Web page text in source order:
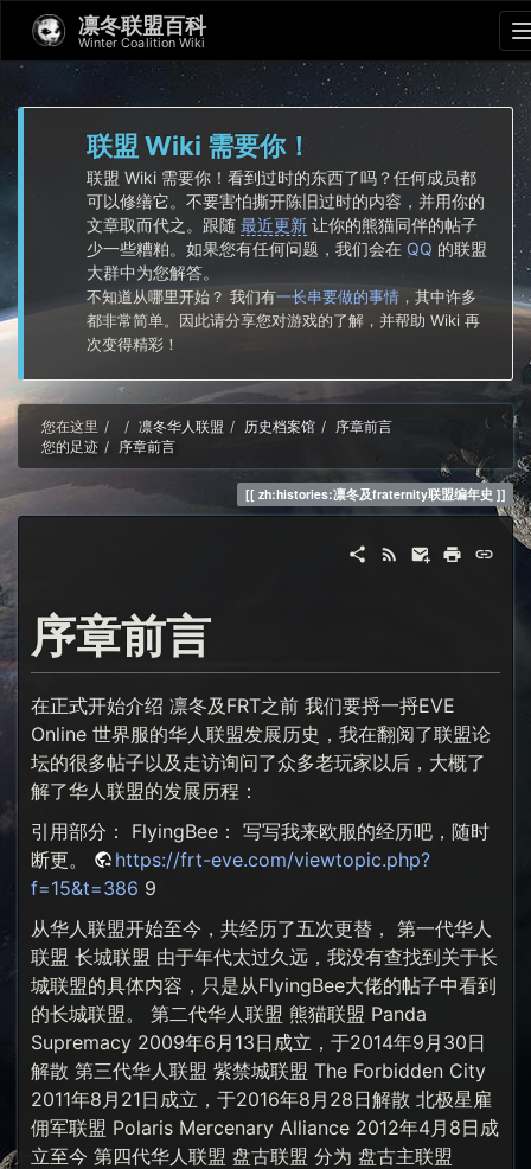
凛冬联盟百科
Winter Coalition Wiki
联盟 Wiki 需要你！
联盟 Wiki 需要你！看到过时的东西了吗？任何成员都
可以修缮它。不要害怕撕开陈旧过时的内容，并用你的
文章取而代之。跟随最近更新 让你的熊猫同伴的帖子
少一些糟粕。如果您有任何问题，我们会在QQ 的联盟
大群中为您解答。
不知道从哪里开始？ 我们有一长串要做的事情 ，其中许多
都非常简单。因此请分享您对游戏的了解，并帮助 Wiki 再
次变得精彩！
您在这里 Home凛冬华人联盟 历史档案馆
序章前言
您的足迹
序章前言
zh:histories:凛冬及fraternity联盟编年史
序章前言
在正式开始介绍 凛冬及FRT之前 我们要捋一捋EVE
Online 世界服的华人联盟发展历史，我在翻阅了联盟论
坛的很多帖子以及走访询问了众多老玩家以后，大概了
解了华人联盟的发展历程：
引用部分： FlyingBee： 写写我来欧服的经历吧，随时
断更。
https://frt-eve.com/viewtopic.php?
f=15&t=386 9
从华人联盟开始至今，共经历了五次更替， 第一代华人
联盟 长城联盟 由于年代太过久远，我没有查找到关于长
城联盟的具体内容，只是从FlyingBee大佬的帖子中看到
的长城联盟。 第二代华人联盟 熊猫联盟 Panda
Supremacy 2009年6月13日成立，于2014年9月30日
解散 第三代华人联盟 紫禁城联盟 The Forbidden City
2011年8月21日成立，于2016年8月28日解散 北极星雇
佣军联盟 Polaris Mercenary Alliance 2012年4月8日成
立至今 第四代华人联盟 盘古联盟 分为 盘古主联盟